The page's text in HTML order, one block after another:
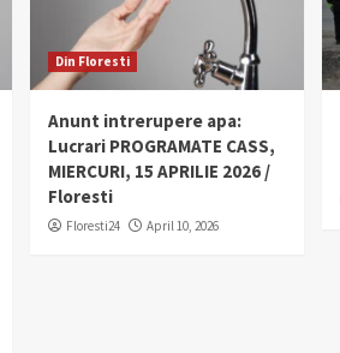
Din Floresti
Anunt intrerupere apa:
Lucrari PROGRAMATE CASS,
MIERCURI, 15 APRILIE 2026 /
Floresti
Floresti24 April 10, 2026